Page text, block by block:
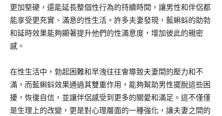
更加堅硬，還能延長整個性行為的持續時間，讓男性和伴侶都
能享受更充實、滿意的性生活。許多夫妻發現，藍蝌蚪的助勃
和延時效果能夠顯著提升他們的性滿意度，增加彼此的親密
感。
在性生活中，勃起困難和早洩往往會導致夫妻間的壓力和不
滿，而藍蝌蚪效果通過其雙重作用，能夠幫助男性擺脫這些困
擾，恢復自信，並讓伴侶感受到更多的關愛和滿足。這不僅僅
是生理上的改變，更是對心理層面的一種強化，讓夫妻之間的